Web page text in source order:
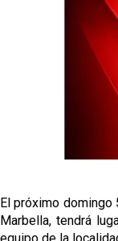
Oso es el
Banquillos
Sevilla
Celta y Rayo
Previa | El
exigente
El próximo
Marbella, tendrá